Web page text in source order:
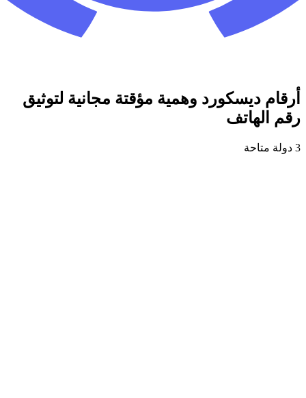
أرقام ديسكورد وهمية مؤقتة مجانية لتوثيق
رقم الهاتف
3 دولة متاحة